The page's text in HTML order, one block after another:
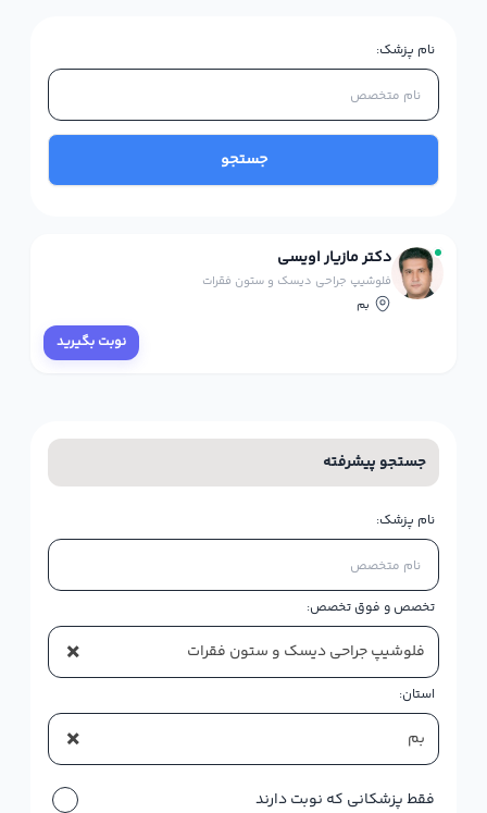
نام پزشک:
جستجو
دکتر مازیار اویسی
فلوشیپ جراحی دیسک و ستون فقرات
بم
نوبت بگیرید
جستجو پیشرفته
نام پزشک:
تخصص و فوق تخصص:
× فلوشیپ جراحی دیسک و ستون فقرات
استان:
× بم
فقط پزشکانی که نوبت دارند